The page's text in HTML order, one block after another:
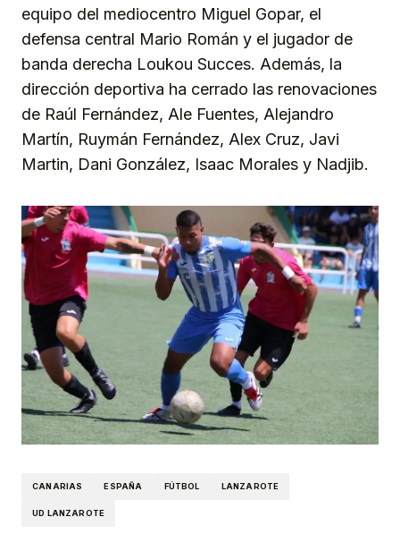
equipo del mediocentro Miguel Gopar, el
defensa central Mario Román y el jugador de
banda derecha Loukou Succes. Además, la
dirección deportiva ha cerrado las renovaciones
de Raúl Fernández, Ale Fuentes, Alejandro
Martín, Ruymán Fernández, Alex Cruz, Javi
Martin, Dani González, Isaac Morales y Nadjib.
CANARIAS ESPAÑA FÚTBOL LANZAROTE
UD LANZAROTE